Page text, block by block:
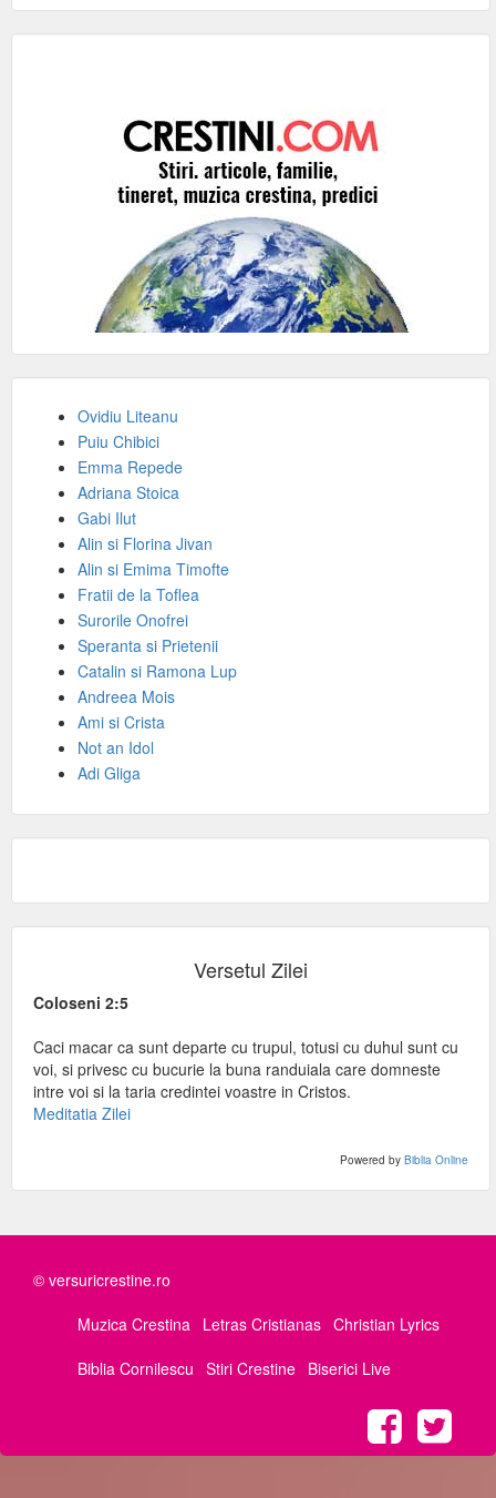
Ovidiu Liteanu
Puiu Chibici
Emma Repede
Adriana Stoica
Gabi Ilut
Alin si Florina Jivan
Alin si Emima Timofte
Fratii de la Toflea
Surorile Onofrei
Speranta si Prietenii
Catalin si Ramona Lup
Andreea Mois
Ami si Crista
Not an Idol
Adi Gliga
Versetul Zilei
Coloseni 2:5
Caci macar ca sunt departe cu trupul, totusi cu duhul sunt cu
voi, si privesc cu bucurie la buna randuiala care domneste
intre voi si la taria credintei voastre in Cristos.
Meditatia Zilei
Powered by Biblia Online
© versuricrestine.ro
Muzica Crestina Letras Cristianas Christian Lyrics
Biblia Cornilescu Stiri Crestine Biserici Live